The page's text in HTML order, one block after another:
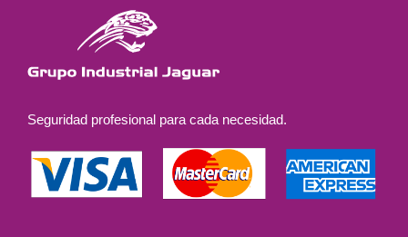
Seguridad profesional para cada necesidad.